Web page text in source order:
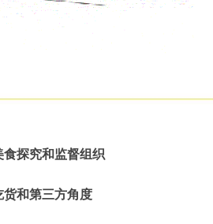
探究和监督组织
和第三方角度